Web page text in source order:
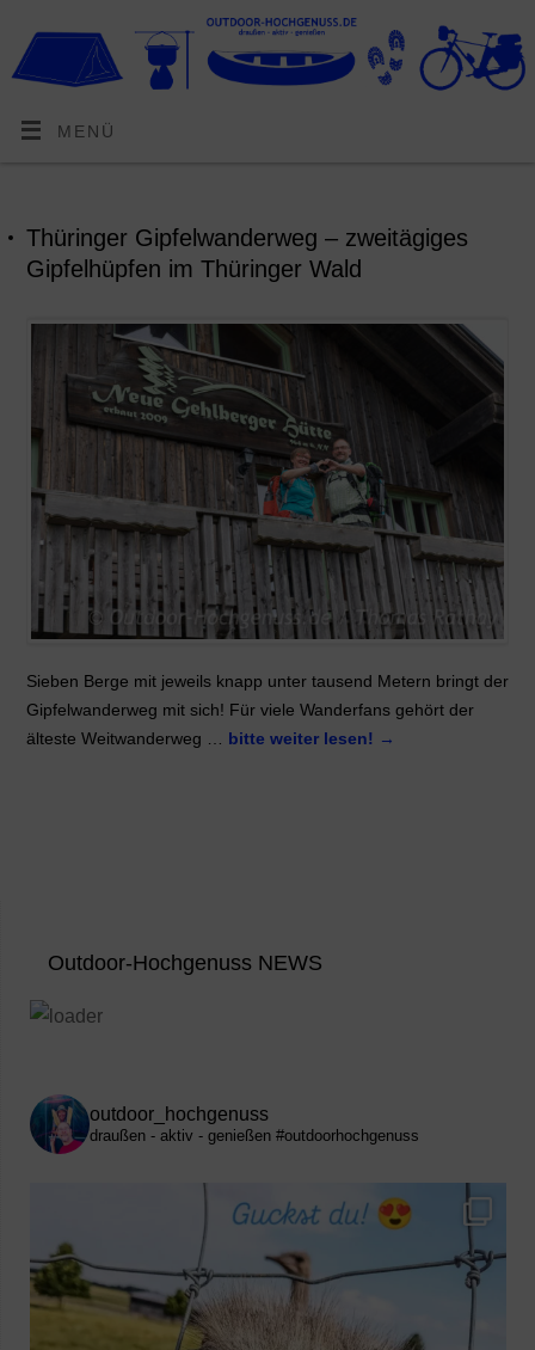
MENÜ
Thüringer Gipfelwanderweg – zweitägiges
Gipfelhüpfen im Thüringer Wald
Sieben Berge mit jeweils knapp unter tausend Metern bringt der
Gipfelwanderweg mit sich! Für viele Wanderfans gehört der
älteste Weitwanderweg … bitte weiter lesen! →
Outdoor-Hochgenuss NEWS
outdoor_hochgenuss
draußen - aktiv - genießen #outdoorhochgenuss